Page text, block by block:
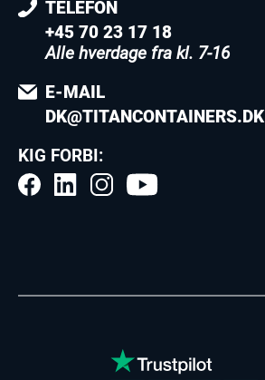
TELEFON
+45 70 23 17 18
Alle hverdage fra kl. 7-16
E-MAIL
DK@TITANCONTAINERS.DK
KIG FORBI: